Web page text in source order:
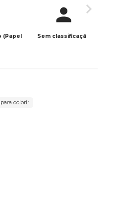
(Papel
Sem classificação
colorir